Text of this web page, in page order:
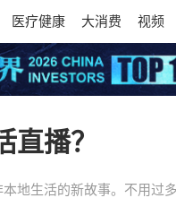
医疗健康 大消费 视频
播？
地生活的新故事。不用